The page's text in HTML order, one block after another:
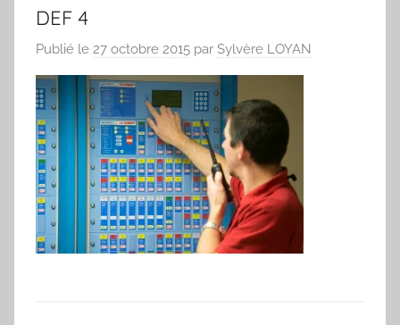
DEF 4
Publié le 27 octobre 2015 par Sylvère LOYAN